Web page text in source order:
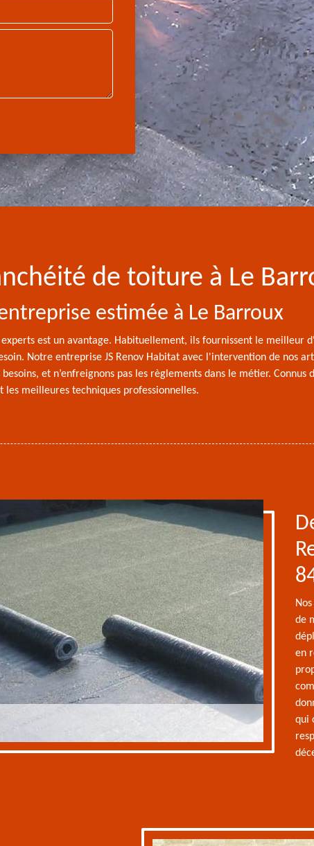
de toiture à Le
estimée à Le Barroux
est un avantage. Habituellement, ils fournissent le
Notre entreprise JS Renov Habitat avec l'intervention de nos
et n’enfreignons pas les règlements dans le métier.
meilleures techniques professionnelles.
de
en
qui